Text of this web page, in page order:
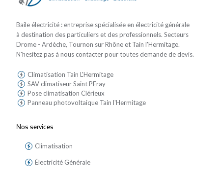
Baile électricité : entreprise spécialisée en électricité générale
à destination des particuliers et des professionnels. Secteurs
Drome - Ardèche, Tournon sur Rhône et Tain l'Hermitage.
N'hesitez pas à nous contacter pour toutes demande de devis.
Climatisation Tain L'Hermitage
SAV climatiseur Saint PEray
Pose climatisation Clérieux
Panneau photovoltaique Tain l'Hermitage
Nos services
Climatisation
Électricité Générale